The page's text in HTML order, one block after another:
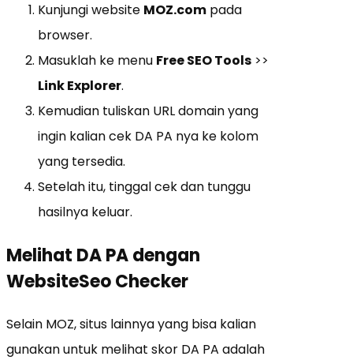
Kunjungi website MOZ.com pada
browser.
Masuklah ke menu Free SEO Tools >>
Link Explorer.
Kemudian tuliskan URL domain yang
ingin kalian cek DA PA nya ke kolom
yang tersedia.
Setelah itu, tinggal cek dan tunggu
hasilnya keluar.
Melihat DA PA dengan
WebsiteSeoChecker
Selain MOZ, situs lainnya yang bisa kalian
gunakan untuk melihat skor DA PA adalah